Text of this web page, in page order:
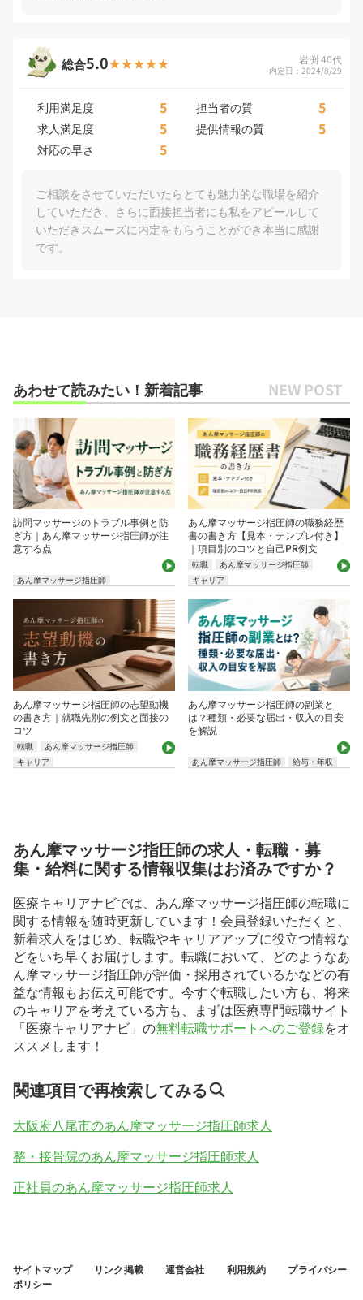
総合5.0 岩渕 40代
内定日：2024/8/29
利用満足度 5 担当者の質 5
求人満足度 5 提供情報の質 5
対応の早さ 5
ご相談をさせていただいたらとても魅力的な職場を紹介
していただき、さらに面接担当者にも私をアピールして
いただきスムーズに内定をもらうことができ本当に感謝
です。
あわせて読みたい！新着記事
訪問マッサージのトラブル事例と防
ぎ方｜あん摩マッサージ指圧師が注
意する点
あん摩マッサージ指圧師
あん摩マッサージ指圧師の職務経歴
書の書き方【見本・テンプレ付き】
｜項目別のコツと自己PR例文
転職
あん摩マッサージ指圧師
キャリア
あん摩マッサージ指圧師の志望動機
の書き方｜就職先別の例文と面接の
コツ
転職
あん摩マッサージ指圧師
キャリア
あん摩マッサージ指圧師の副業と
は？種類・必要な届出・収入の目安
を解説
あん摩マッサージ指圧師 給与・年収
あん摩マッサージ指圧師の求人・転職・募
集・給料に関する情報収集はお済みですか？
医療キャリアナビでは、あん摩マッサージ指圧師の転職に
関する情報を随時更新しています！会員登録いただくと、
新着求人をはじめ、転職やキャリアアップに役立つ情報な
どをいち早くお届けします。転職において、どのようなあ
ん摩マッサージ指圧師が評価・採用されているかなどの有
益な情報もお伝え可能です。今すぐ転職したい方も、将来
のキャリアを考えている方も、まずは医療専門転職サイト
「医療キャリアナビ」の無料転職サポートへのご登録をオ
ススメします！
関連項目で再検索してみる
大阪府八尾市のあん摩マッサージ指圧師求人
整・接骨院のあん摩マッサージ指圧師求人
正社員のあん摩マッサージ指圧師求人
サイトマップ リンク掲載 運営会社 利用規約
プライバシー
ポリシー